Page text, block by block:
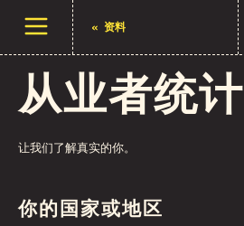
打开菜单 « 资料
从业者统计
让我们了解真实的你。
你的国家或地区